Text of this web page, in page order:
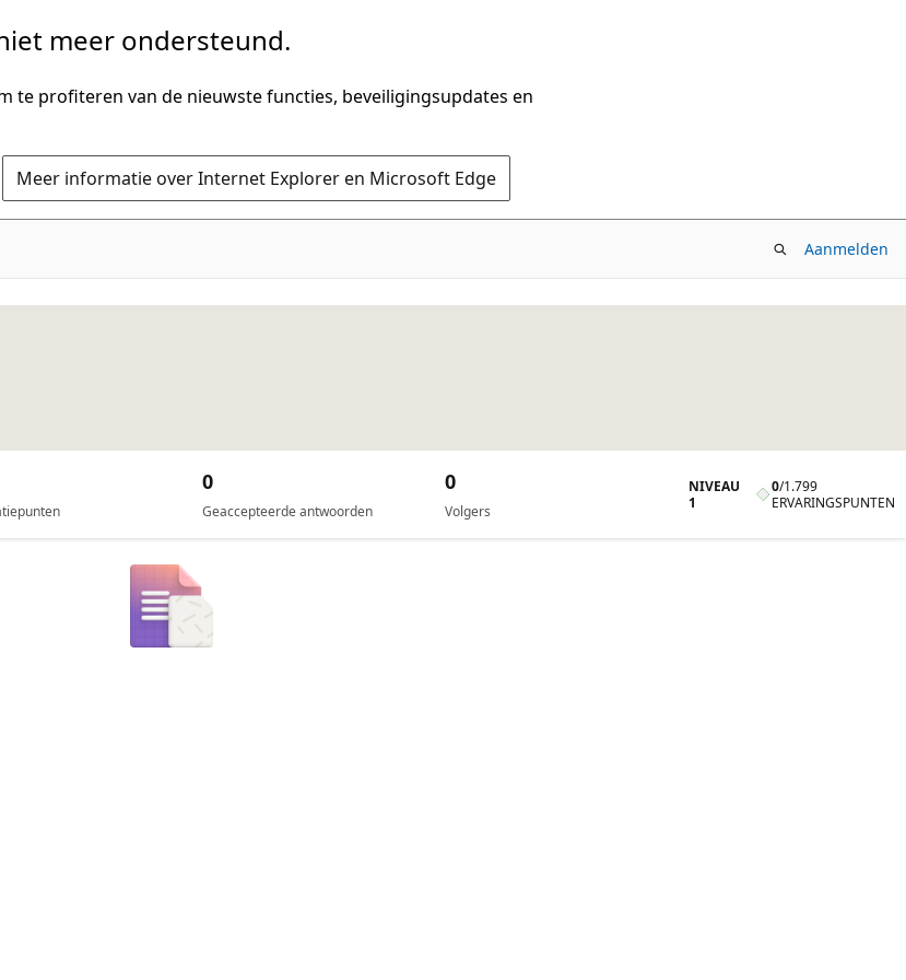
meer ondersteund.
te profiteren van de nieuwste functies, beveiligingsupdates en
Meer informatie over Internet Explorer en Microsoft Edge
Aanmelden
Geaccepteerde antwoorden
0
Volgers
0
NIVEAU
1
0/1.799
ERVARINGSPUNTEN